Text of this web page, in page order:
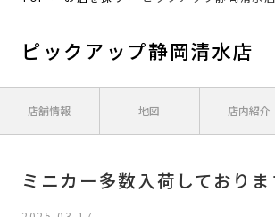
ピックアップ静岡清水店
店舗情報 地図 店内紹介
ミニカー多数入荷しておりま